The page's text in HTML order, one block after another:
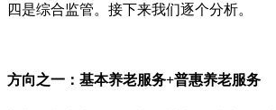
四是综合监管。接下来我们逐个分析。
方向之一：基本养老服务+普惠养老服务